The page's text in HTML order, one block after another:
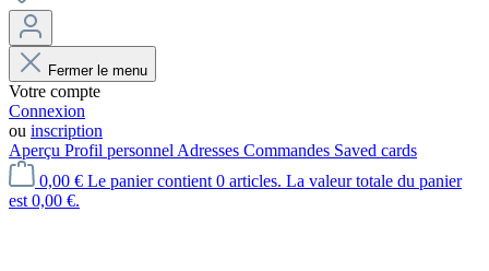
Fermer le menu
Votre compte
Connexion
ou inscription
Aperçu Profil personnel Adresses Commandes Saved cards
0,00 € Le panier contient 0 articles. La valeur totale du panier
est 0,00 €.